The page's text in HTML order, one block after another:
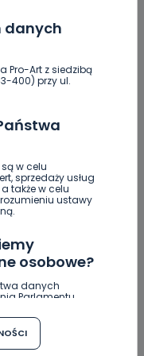
danych
Pro-Art z siedzibą
400) przy ul.
w celu
sprzedaży usług
także w celu
ustawy
osobowe?
danych
Parlamentu
z
uchylenia